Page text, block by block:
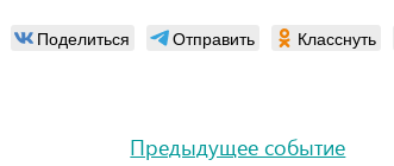
Поделиться Отправить Класснуть
Предыдущее событие